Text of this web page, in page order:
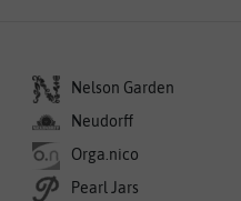
Nelson Garden
Neudorff
Orga.nico
Pearl Jars